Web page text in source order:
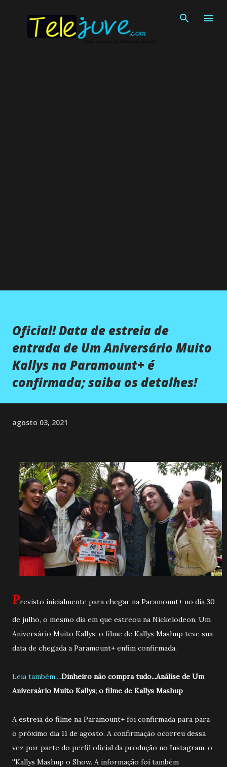
Oficial! Data de estreia de
entrada de Um Aniversário Muito
Kallys na Paramount+ é
confirmada; saiba os detalhes!
agosto 03, 2021
Previsto inicialmente para chegar na Paramount+ no dia 30
de julho, o mesmo dia em que estreou na Nickelodeon, Um
Aniversário Muito Kallys; o filme de Kallys Mashup teve sua
data de chegada a Paramount+ enfim confirmada.
Leia também....Dinheiro não compra tudo...Análise de Um
Aniversário Muito Kallys; o filme de Kallys Mashup
A estreia do filme na Paramount+ foi confirmada para para
o próximo dia 11 de agosto. A confirmação ocorreu dessa
vez por parte do perfil oficial da produção no Instagram, o
''Kallys Mashup o Show. A informação foi também